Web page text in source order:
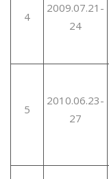
4
2009.07.21-
24
5
2010.06.23-
27